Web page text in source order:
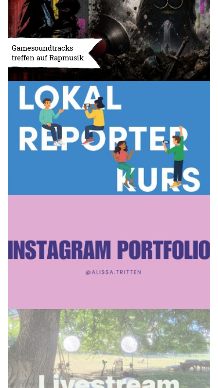
Gamesoundtracks
treffen auf Rapmusik